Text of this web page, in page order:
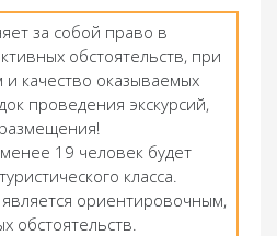
за собой право в
обстоятельств, при
качество оказываемых
проведения экскурсий,
19 человек будет
класса.
ориентировочным,
обстоятельств.